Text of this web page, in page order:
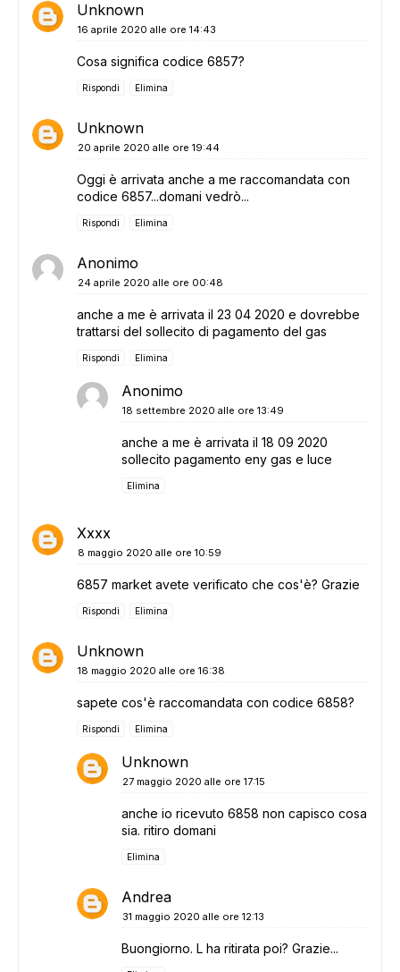
Unknown
16 aprile 2020 alle ore 14:43
Cosa significa codice 6857?
Rispondi Elimina
Unknown
20 aprile 2020 alle ore 19:44
Oggi è arrivata anche a me raccomandata con
codice 6857...domani vedrò...
Rispondi Elimina
Anonimo
24 aprile 2020 alle ore 00:48
anche a me è arrivata il 23 04 2020 e dovrebbe
trattarsi del sollecito di pagamento del gas
Rispondi Elimina
Anonimo
18 settembre 2020 alle ore 13:49
anche a me è arrivata il 18 09 2020
sollecito pagamento eny gas e luce
Elimina
Xxxx
8 maggio 2020 alle ore 10:59
6857 market avete verificato che cos'è? Grazie
Rispondi Elimina
Unknown
18 maggio 2020 alle ore 16:38
sapete cos'è raccomandata con codice 6858?
Rispondi Elimina
Unknown
27 maggio 2020 alle ore 17:15
anche io ricevuto 6858 non capisco cosa
sia. ritiro domani
Elimina
Andrea
31 maggio 2020 alle ore 12:13
Buongiorno. L ha ritirata poi? Grazie...